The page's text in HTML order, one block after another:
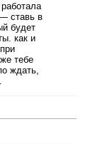
ставь в
будет
как и
тебе
ждать,